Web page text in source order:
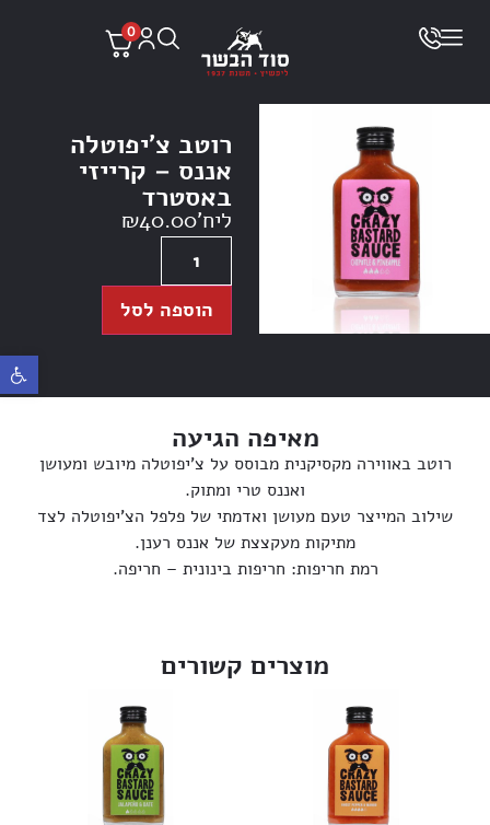
פתח
0
רוטב צ’יפוטלה
אננס – קרייזי
באסטרד
ליח' ₪40.00
הוספה לסל
מאיפה הגיעה
רוטב באווירה מקסיקנית מבוסס על צ’יפוטלה מיובש ומעושן
ואננס טרי ומתוק.
שילוב המייצר טעם מעושן ואדמתי של פלפל הצ’יפוטלה לצד
מתיקות מעקצצת של אננס רענן.
רמת חריפות: חריפות בינונית – חריפה.
מוצרים קשורים